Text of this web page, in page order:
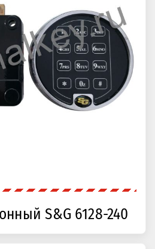
S&G 6128-240